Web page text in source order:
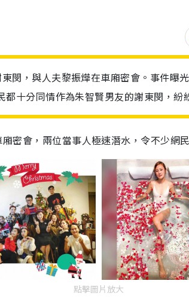
閔，與人夫黎振燁在車廂密會。事件曝
十分同情作為朱智賢男友的謝東閔，紛
密會，兩位當事人極速潛水，令不少網
點擊圖片放大